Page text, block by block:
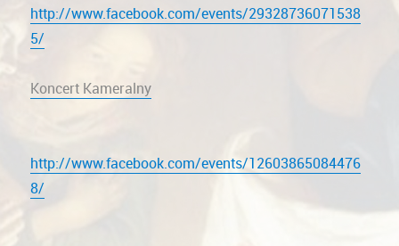
http://www.facebook.com/events/29328736071538
5/
Koncert Kameralny
http://www.facebook.com/events/12603865084476
8/